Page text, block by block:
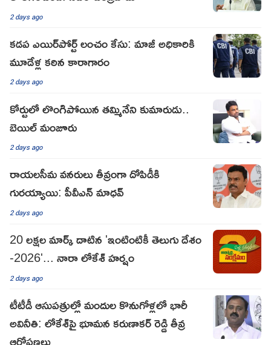
2 days ago
కడప ఎయిర్‌పోర్ట్ లంచం కేసు: మాజీ అధికారికి
మూడేళ్ల కఠిన కారాగారం
2 days ago
కోర్టులో లొంగిపోయిన తమ్మినేని కుమారుడు..
బెయిల్ మంజూరు
2 days ago
రాయలసీమ వనరులు తీవ్రంగా దోపిడీకి
గురయ్యాయి: పీవీఎన్ మాధవ్
2 days ago
20 లక్షల మార్క్‌ దాటిన 'ఇంటింటికీ తెలుగు దేశం
-2026'... నారా లోకేశ్ హర్షం
2 days ago
టీటీడీ ఆసుపత్రుల్లో మందుల కొనుగోళ్లలో భారీ
అవినీతి: లోకేశ్‌పై భూమన కరుణాకర్ రెడ్డి తీవ్ర